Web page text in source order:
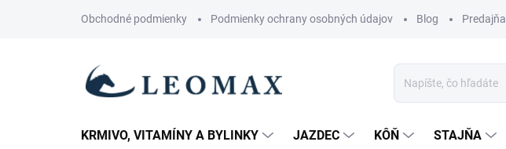
Obchodné podmienky Podmienky ochrany osobných údajov Blog Predajňa
KRMIVO, VITAMÍNY A BYLINKY JAZDEC KÔŇ STAJŇA